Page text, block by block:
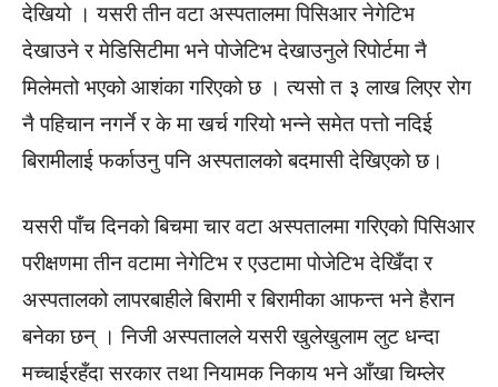
देखियो । यसरी तीन वटा अस्पतालमा पिसिआर नेगेटिभ
देखाउने र मेडिसिटीमा भने पोजेटिभ देखाउनुले रिपोर्टमा नै
मिलेमतो भएको आशंका गरिएको छ । त्यसो त ३ लाख लिएर रोग
नै पहिचान नगर्ने र के मा खर्च गरियो भन्ने समेत पत्तो नदिई
बिरामीलाई फर्काउनु पनि अस्पतालको बदमासी देखिएको छ।
यसरी पाँच दिनको बिचमा चार वटा अस्पतालमा गरिएको पिसिआर
परीक्षणमा तीन वटामा नेगेटिभ र एउटामा पोजेटिभ देखिँदा र
अस्पतालको लापरबाहीले बिरामी र बिरामीका आफन्त भने हैरान
बनेका छन् । निजी अस्पतालले यसरी खुलेखुलाम लुट धन्दा
मच्चाईरहँदा सरकार तथा नियामक निकाय भने आँखा चिम्लेर